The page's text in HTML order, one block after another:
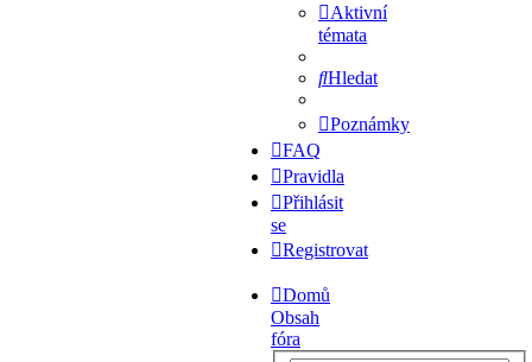
Aktivní
témata
Hledat
Poznámky
FAQ
Pravidla
Přihlásit
se
Registrovat
Domů
Obsah
fóra